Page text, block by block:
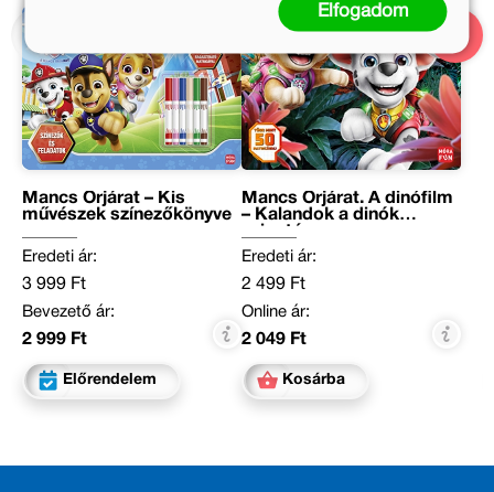
Mancs Őrjárat – Kis
művészek színezőkönyve
Eredeti ár:
3 999 Ft
Bevezető ár:
2 999 Ft
Előrendelem
Mancs Őrjárat. A dinófilm
– Kalandok a dinók
Eredeti ár:
2 499 Ft
Online ár:
2 049 Ft
Kosárba
Elfogadom